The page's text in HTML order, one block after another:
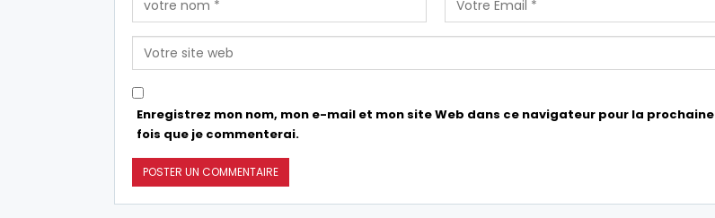
Enregistrez mon nom, mon e-mail et mon site Web dans ce navigateur pour la prochaine
fois que je commenterai.